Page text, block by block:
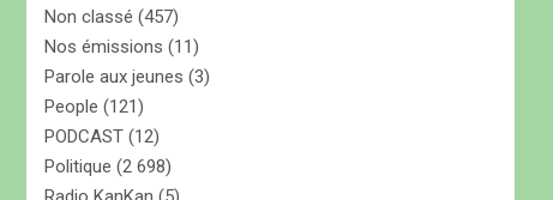
Non classé (457)
Nos émissions (11)
Parole aux jeunes (3)
People (121)
PODCAST (12)
Politique (2 698)